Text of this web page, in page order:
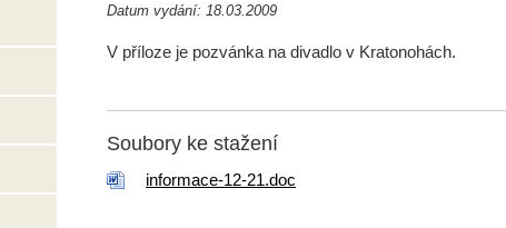
Datum vydání: 18.03.2009
V příloze je pozvánka na divadlo v Kratonohách.
Soubory ke stažení
informace-12-21.doc